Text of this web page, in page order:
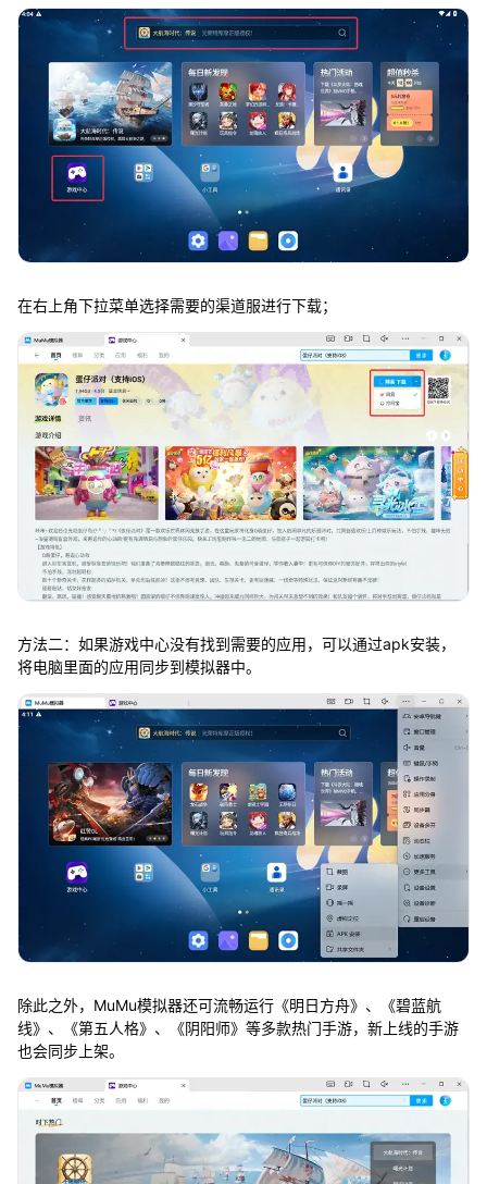
在右上角下拉菜单选择需要的渠道服进行下载；
方法二：如果游戏中心没有找到需要的应用，可以通过apk安装，
将电脑里面的应用同步到模拟器中。
除此之外，MuMu模拟器还可流畅运行《明日方舟》、《碧蓝航
线》、《第五人格》、《阴阳师》等多款热门手游，新上线的手游
也会同步上架。